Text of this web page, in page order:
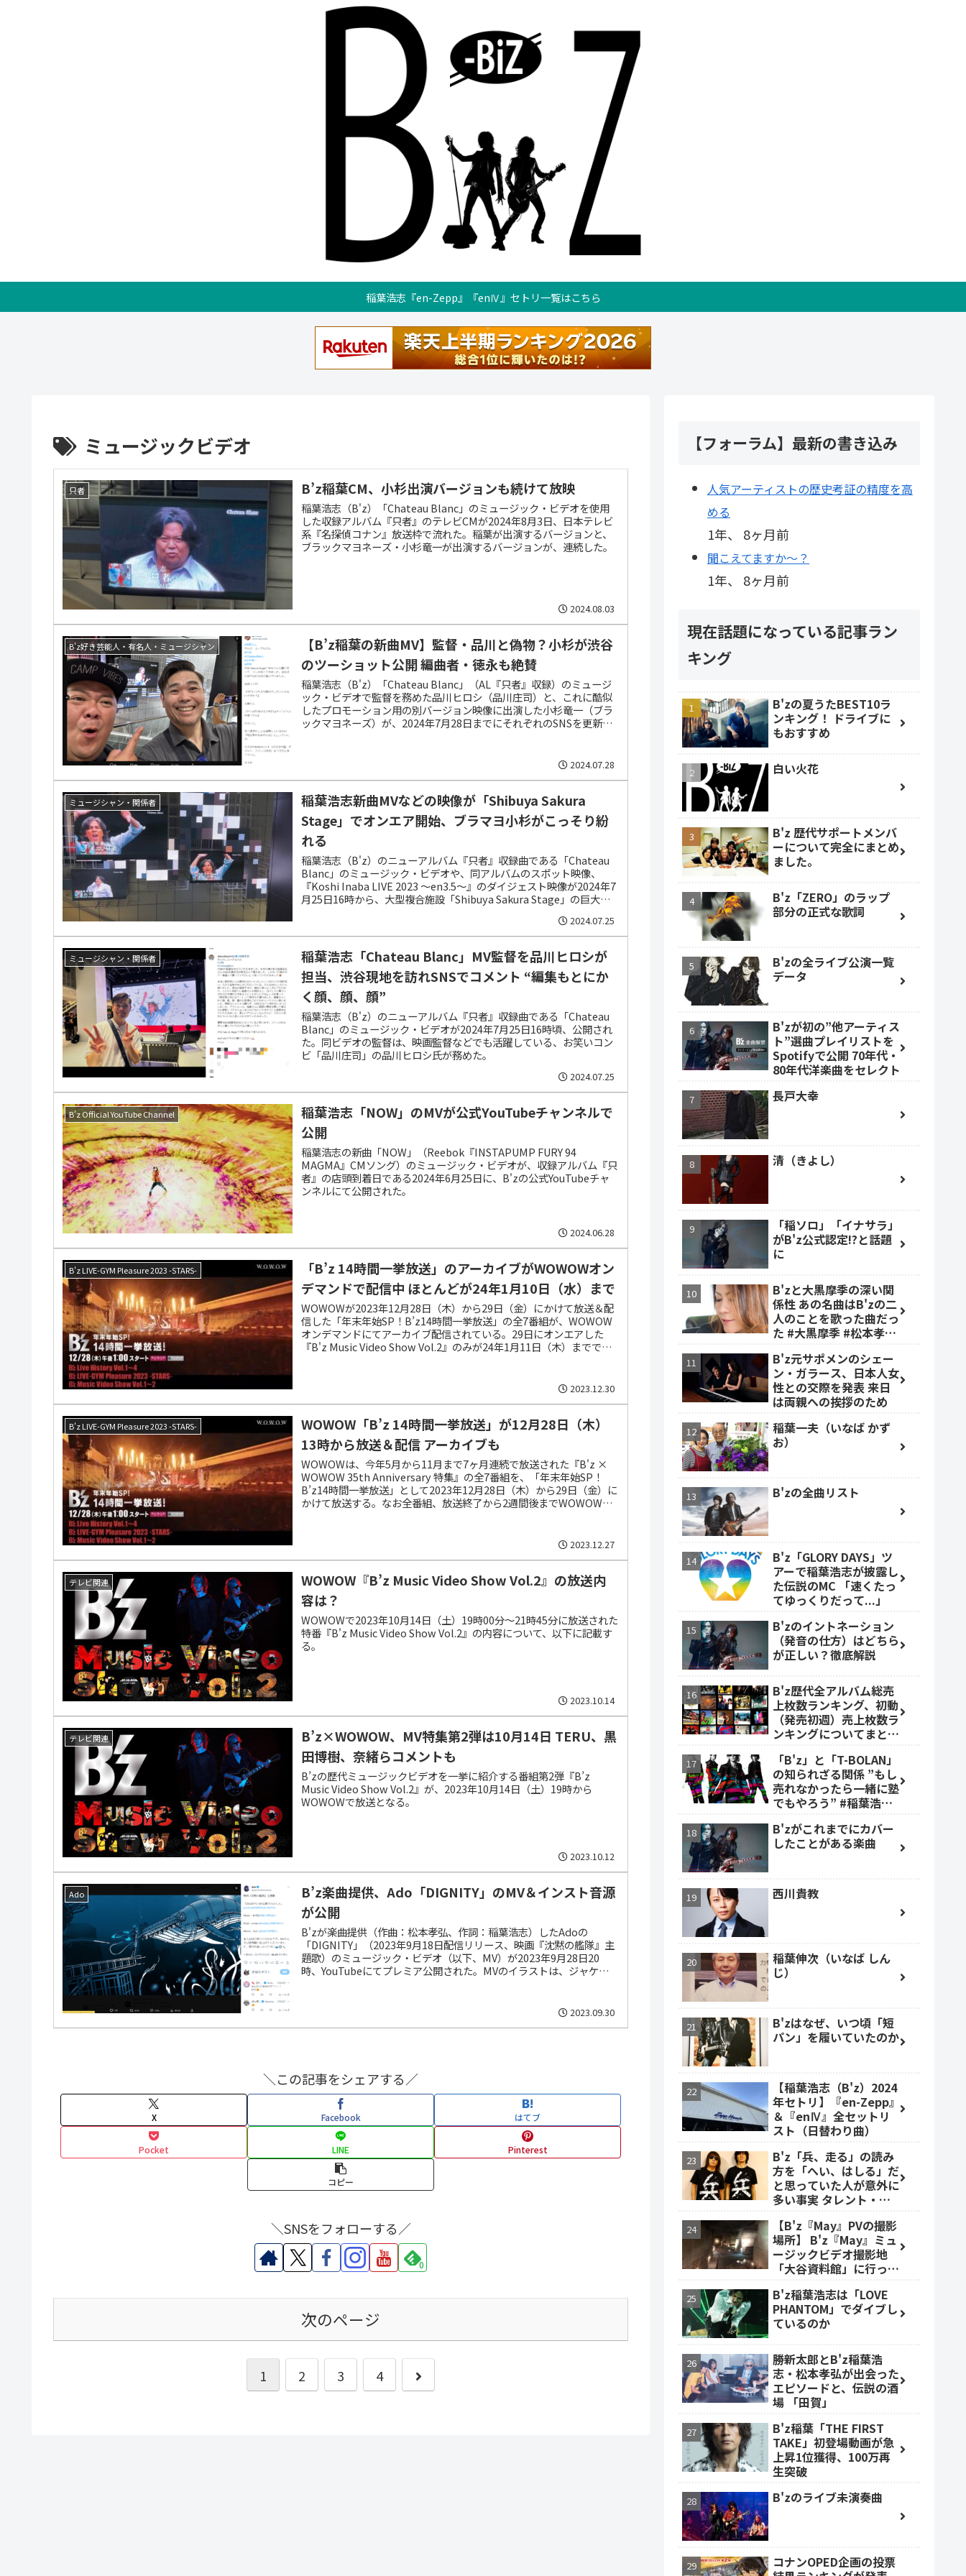
稲葉浩志『en-Zepp』『enⅣ』セトリ一覧はこちら
ミュージックビデオ
只者 B’z稲葉CM、小杉出演バージョンも続けて放映
稲葉浩志（B'z）「Chateau Blanc」のミュージック・ビデオを使用
した収録アルバム『只者』のテレビCMが2024年8月3日、日本テレビ
系『名探偵コナン』放送枠で流れた。稲葉が出演するバージョンと、
ブラックマヨネーズ・小杉竜一が出演するバージョンが、連続した。
2024.08.03
B'z好き芸能人・有名人・ミュージシャン
【B’z稲葉の新曲MV】監督・品川と偽物？小杉が渋谷
のツーショット公開 編曲者・徳永も絶賛
稲葉浩志（B'z）「Chateau Blanc」（AL『只者』収録）のミュージ
ック・ビデオで監督を務めた品川ヒロシ（品川庄司）と、これに酷似
したプロモーション用の別バージョン映像に出演した小杉竜一（ブラ
ックマヨネーズ）が、2024年7月28日までにそれぞれのSNSを更新。
2024.07.28
ミュージシャン・関係者
稲葉浩志新曲MVなどの映像が「Shibuya Sakura
Stage」でオンエア開始、ブラマヨ小杉がこっそり紛
れる
稲葉浩志（B'z）のニューアルバム『只者』収録曲である「Chateau
Blanc」のミュージック・ビデオや、同アルバムのスポット映像、
『Koshi Inaba LIVE 2023 ～en3.5～』のダイジェスト映像が2024年7
月25日16時から、大型複合施設「Shibuya Sakura Stage」の巨大デ
ンとイベントスペースでは26日24時まで、それ以外では31日24時ま
で。
2024.07.25
ミュージシャン・関係者
稲葉浩志「Chateau Blanc」MV監督を品川ヒロシが
担当、渋谷現地を訪れSNSでコメント “編集もとにか
く顔、顔、顔”
稲葉浩志（B'z）のニューアルバム『只者』収録曲である「Chateau
Blanc」のミュージック・ビデオが2024年7月25日16時頃、公開され
た。同ビデオの監督は、映画監督などでも活躍している、お笑いコン
ビ「品川庄司」の品川ヒロシ氏が務めた。
2024.07.25
B'z Official YouTube Channel
稲葉浩志「NOW」のMVが公式YouTubeチャンネルで
公開
稲葉浩志の新曲「NOW」（Reebok『INSTAPUMP FURY 94
MAGMA』CMソング）のミュージック・ビデオが、収録アルバム『只
者』の店頭到着日である2024年6月25日に、B'zの公式YouTubeチャ
ンネルにて公開された。
2024.06.28
B'z LIVE-GYM Pleasure 2023 -STARS-
「B’z 14時間一挙放送」のアーカイブがWOWOWオン
デマンドで配信中 ほとんどが24年1月10日（水）まで
WOWOWが2023年12月28日（木）から29日（金）にかけて放送＆配
信した「年末年始SP！B’z14時間一挙放送」の全7番組が、WOWOW
オンデマンドにてアーカイブ配信されている。29日にオンエアした
『B'z Music Video Show Vol.2』のみが24年1月11日（木）までで、
2023.12.30
B'z LIVE-GYM Pleasure 2023 -STARS-
WOWOW「B’z 14時間一挙放送」が12月28日（木）
13時から放送＆配信 アーカイブも
WOWOWは、今年5月から11月まで7ヶ月連続で放送された『B'z ×
WOWOW 35th Anniversary 特集』の全7番組を、「年末年始SP！
B’z14時間一挙放送」として2023年12月28日（木）から29日（金）に
かけて放送する。なお全番組、放送終了から2週間後までWOWOWオ
2023.12.27
テレビ関連
WOWOW『B’z Music Video Show Vol.2』の放送内
容は？
WOWOWで2023年10月14日（土）19時00分～21時45分に放送された
特番『B'z Music Video Show Vol.2』の内容について、以下に記載す
る。
2023.10.14
テレビ関連
B’z×WOWOW、MV特集第2弾は10月14日 TERU、黒
田博樹、奈緒らコメントも
B’zの歴代ミュージックビデオを一挙に紹介する番組第2弾『B’z
Music Video Show Vol.2』が、2023年10月14日（土）19時から
WOWOWで放送となる。
2023.10.12
Ado
B’z楽曲提供、Ado「DIGNITY」のMV＆インスト音源
が公開
B'zが楽曲提供（作曲：松本孝弘、作詞：稲葉浩志）したAdoの
「DIGNITY」（2023年9月18日配信リリース、映画『沈黙の艦隊』主
題歌）のミュージック・ビデオ（以下、MV）が2023年9月28日20
時、YouTubeにてプレミア公開された。MVのイラストは、ジャケッ
2023.09.30
＼この記事をシェアする／
X Facebook はてブ
Pocket LINE Pinterest
コピー
＼SNSをフォローする／
0
次のページ
1 2 3 4
次
【フォーラム】最新の書き込み
人気アーティストの歴史考証の精度を高
める
1年、 8ヶ月前
聞こえてますか～？
1年、 8ヶ月前
現在話題になっている記事ラン
キング
B'zの夏うたBEST10ラ
ンキング！ ドライブに
もおすすめ
白い火花
B'z 歴代サポートメンバ
ーについて完全にまとめ
ました。
B'z「ZERO」のラップ
部分の正式な歌詞
B'zの全ライブ公演一覧
データ
B'zが初の”他アーティス
ト”選曲プレイリストを
Spotifyで公開 70年代・
80年代洋楽曲をセレクト
長戸大幸
清（きよし）
「稲ソロ」「イナサラ」
がB'z公式認定!?と話題
に
B'zと大黒摩季の深い関
係性 あの名曲はB'zの二
人のことを歌った曲だっ
た #大黒摩季 #松本孝弘
B'z元サポメンのシェー
ン・ガラース、日本人女
性との交際を発表 来日
は両親への挨拶のため
稲葉一夫（いなば かず
お）
B'zの全曲リスト
B'z「GLORY DAYS」ツ
アーで稲葉浩志が披露し
た伝説のMC 「速くたっ
てゆっくりだって...」
B'zのイントネーション
（発音の仕方）はどちら
が正しい？徹底解説
B'z歴代全アルバム総売
上枚数ランキング、初動
（発売初週）売上枚数ラ
ンキングについてまとめ
「B'z」と「T-BOLAN」
の知られざる関係 ”もし
売れなかったら一緒に塾
でもやろう” #稲葉浩志
B'zがこれまでにカバー
したことがある楽曲
西川貴教
稲葉伸次（いなば しん
じ）
B'zはなぜ、いつ頃「短
パン」を履いていたのか
【稲葉浩志（B'z）2024
年セトリ】『en-Zepp』
＆『enⅣ』全セットリ
スト（日替わり曲）
B'z「兵、走る」の読み
方を「へい、はしる」だ
と思っていた人が意外に
多い事実 タレント・ベ
【B'z『May』PVの撮影
場所】 B'z『May』ミュ
ージックビデオ撮影地
「大谷資料館」に行って
B'z稲葉浩志は「LOVE
PHANTOM」でダイブし
ているのか
勝新太郎とB'z稲葉浩
志・松本孝弘が出会った
エピソードと、伝説の酒
場 「田賀」
B'z稲葉「THE FIRST
TAKE」初登場動画が急
上昇1位獲得、100万再
生突破
B'zのライブ未演奏曲
コナンOPED企画の投票